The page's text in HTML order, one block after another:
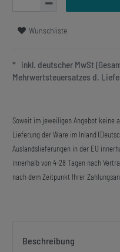
Wunschliste
* inkl. deutscher MwSt
Mehrwertsteuersatzes d.
Soweit im jeweiligen Angebot keine
Lieferung der Ware im Inland
Auslandslieferungen in der EU
innerhalb von 4-28 Tagen nach
nach dem Zeitpunkt Ihrer
Beschreibung